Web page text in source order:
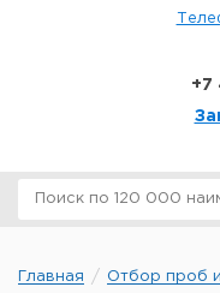
+7
Главная
Отбор проб